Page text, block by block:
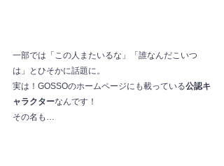
一部では「この人またいるな」「誰なんだこいつ
は」とひそかに話題に。
実は！GOSSOのホームページにも載っている公認キ
ャラクターなんです！
その名も…